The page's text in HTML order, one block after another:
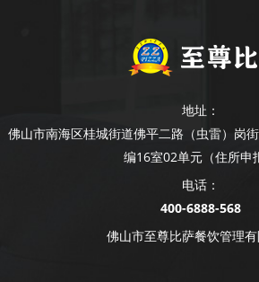
地址：
佛山市南海区桂城街道佛平二路（虫雷）岗
编16室02单元（住所申
电话：
400-6888-568
佛山市至尊比萨餐饮管理